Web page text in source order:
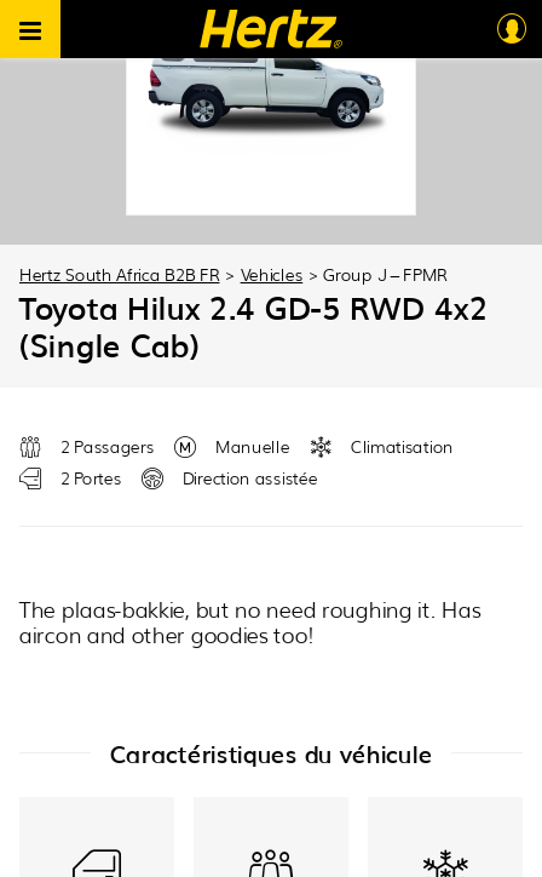
Hertz South Africa B2B FR > Vehicles > Group J – FPMR
Toyota Hilux 2.4 GD-5 RWD 4x2
(Single Cab)
2 Passagers Manuelle
Climatisation
2 Portes
Direction assistée
The plaas-bakkie, but no need roughing it. Has
aircon and other goodies too!
Caractéristiques du véhicule